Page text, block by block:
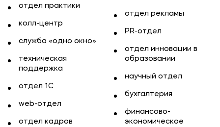
отдел практики
колл-центр
служба «одно окно»
техническая
поддержка
отдел 1С
web-отдел
отдел кадров
отдел рекламы
PR-отдел
отдел инновации в
образовании
научный отдел
бухгалтерия
финансово-
экономическое